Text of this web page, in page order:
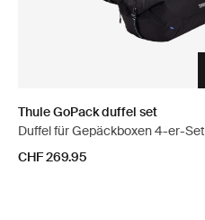
Thule GoPack duffel set
Duffel für Gepäckboxen 4-er-Set
CHF 269.95